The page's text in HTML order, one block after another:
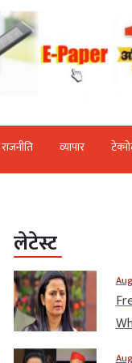
राजनीति व्‍यापार
लेटेस्ट